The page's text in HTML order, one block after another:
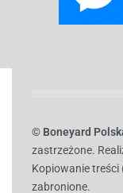
© Boneyard
zastrzeżone.
Kopiowanie treści
zabronione.